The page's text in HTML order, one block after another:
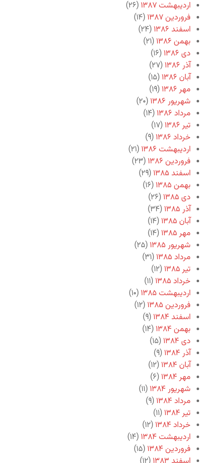
اردیبهشت ۱۳۸۷
(۲۶)
فروردین ۱۳۸۷
(۱۴)
اسفند ۱۳۸۶
(۲۴)
بهمن ۱۳۸۶
(۲۱)
دی ۱۳۸۶
(۱۶)
آذر ۱۳۸۶
(۲۷)
آبان ۱۳۸۶
(۱۵)
مهر ۱۳۸۶
(۱۹)
شهریور ۱۳۸۶
(۲۰)
مرداد ۱۳۸۶
(۱۴)
تیر ۱۳۸۶
(۱۷)
خرداد ۱۳۸۶
(۹)
اردیبهشت ۱۳۸۶
(۲۱)
فروردین ۱۳۸۶
(۲۳)
اسفند ۱۳۸۵
(۲۹)
بهمن ۱۳۸۵
(۱۶)
دی ۱۳۸۵
(۲۶)
آذر ۱۳۸۵
(۳۴)
آبان ۱۳۸۵
(۱۴)
مهر ۱۳۸۵
(۱۴)
شهریور ۱۳۸۵
(۲۵)
مرداد ۱۳۸۵
(۳۱)
تیر ۱۳۸۵
(۱۲)
خرداد ۱۳۸۵
(۱۱)
اردیبهشت ۱۳۸۵
(۱۰)
فروردین ۱۳۸۵
(۱۲)
اسفند ۱۳۸۴
(۹)
بهمن ۱۳۸۴
(۱۴)
دی ۱۳۸۴
(۱۵)
آذر ۱۳۸۴
(۹)
آبان ۱۳۸۴
(۱۲)
مهر ۱۳۸۴
(۶)
شهریور ۱۳۸۴
(۱۱)
مرداد ۱۳۸۴
(۹)
تیر ۱۳۸۴
(۱۱)
خرداد ۱۳۸۴
(۱۲)
اردیبهشت ۱۳۸۴
(۱۴)
فروردین ۱۳۸۴
(۱۵)